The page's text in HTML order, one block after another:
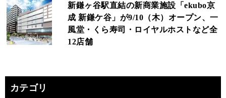
新鎌ヶ谷駅直結の新商業施設「ekubo京
成 新鎌ケ谷」が9/10（木）オープン、一
風堂・くら寿司・ロイヤルホストなど全
12店舗
カテゴリ